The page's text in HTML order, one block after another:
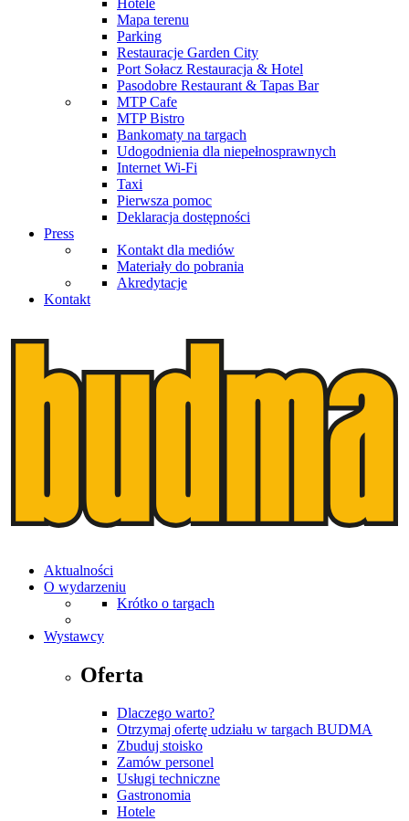
Mapa terenu
Parking
Restauracje Garden City
Port Sołacz Restauracja & Hotel
Pasodobre Restaurant & Tapas Bar
MTP Cafe
MTP Bistro
Bankomaty na targach
Udogodnienia dla niepełnosprawnych
Internet Wi-Fi
Taxi
Pierwsza pomoc
Deklaracja dostępności
Press
Kontakt dla mediów
Materiały do pobrania
Akredytacje
Kontakt
Aktualności
O wydarzeniu
Krótko o targach
Wystawcy
Oferta
Dlaczego warto?
Otrzymaj ofertę udziału w targach BUDMA
Zbuduj stoisko
Zamów personel
Usługi techniczne
Gastronomia
Hotele